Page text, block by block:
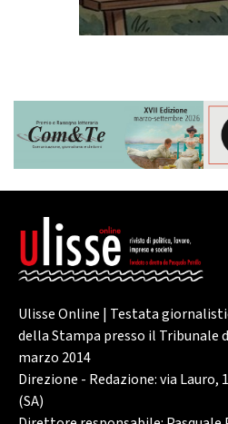
Ulisse Online | Testata
della Stampa presso il Tribunale
marzo 2014
Direzione - Redazione: via Lauro,
(SA)